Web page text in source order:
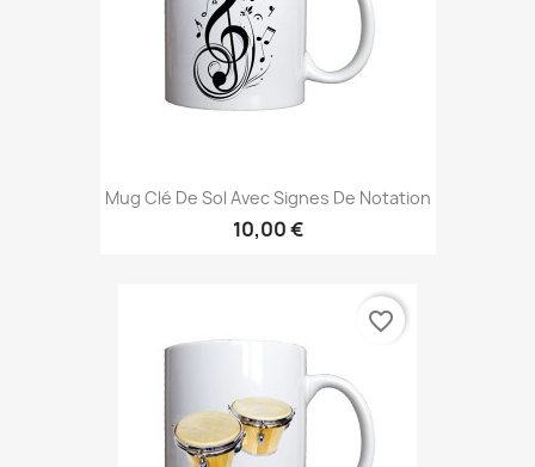
Mug Clé De Sol Avec Signes De Notation
10,00 €
favorite_border